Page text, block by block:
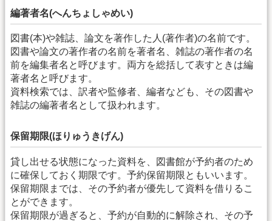
編著者名(へんちょしゃめい)
図書(本)や雑誌、論文を著作した人(著作者)の名前です。
図書や論文の著作者の名前を著者名、雑誌の著作者の名
前を編集者名と呼びます。両方を総括して表すときは編
著者名と呼びます。
資料検索では、訳者や監修者、編者なども、その図書や
雑誌の編著者名として扱われます。
保留期限(ほりゅうきげん)
貸し出せる状態になった資料を、図書館が予約者のため
に確保しておく期限です。予約保留期限ともいいます。
保留期限までは、その予約者が優先して資料を借りるこ
とができます。
保留期限が過ぎると、予約が自動的に解除され、その予